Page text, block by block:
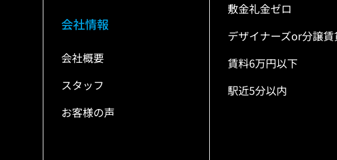
会社情報
会社概要
スタッフ
お客様の声
敷金礼金ゼロ
デザイナーズor分譲賃
賃料6万円以下
駅近5分以内